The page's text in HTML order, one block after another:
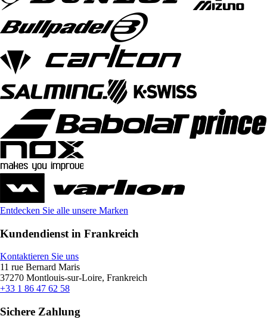
Entdecken Sie alle unsere Marken
Kundendienst in Frankreich
Kontaktieren Sie uns
11 rue Bernard Maris
37270 Montlouis-sur-Loire, Frankreich
+33 1 86 47 62 58
Sichere Zahlung